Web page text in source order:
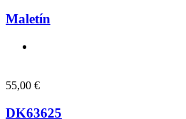
Maletín
55,00 €
DK63625